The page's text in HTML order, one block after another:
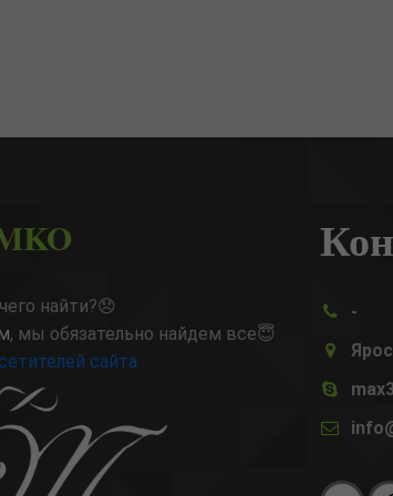
найти?😞
, мы обязательно найдем все😇
сайта
-